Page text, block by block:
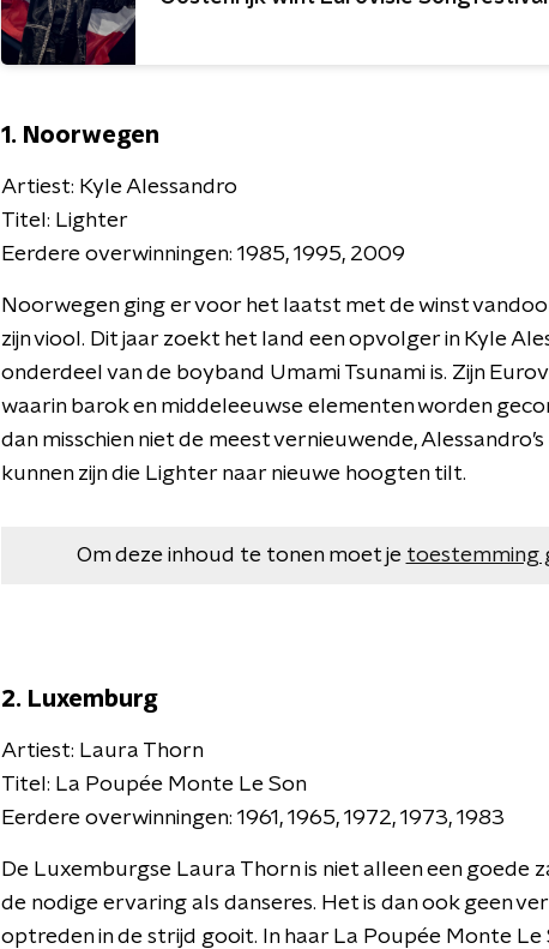
1. Noorwegen
Artiest: Kyle Alessandro
Titel: Lighter
Eerdere overwinningen: 1985, 1995, 2009
Noorwegen ging er voor het laatst met de winst
zijn viool. Dit jaar zoekt het land een opvolger in Kyle
onderdeel van de boyband Umami Tsunami is. Zijn
waarin barok en middeleeuwse elementen worden
dan misschien niet de meest vernieuwende,
kunnen zijn die Lighter naar nieuwe hoogten tilt.
Om deze inhoud te tonen moet je toestemming
2. Luxemburg
Artiest: Laura Thorn
Titel: La Poupée Monte Le Son
Eerdere overwinningen: 1961, 1965, 1972, 1973, 1983
De Luxemburgse Laura Thorn is niet alleen een goede
de nodige ervaring als danseres. Het is dan ook geen
optreden in de strijd gooit. In haar La Poupée Monte Le